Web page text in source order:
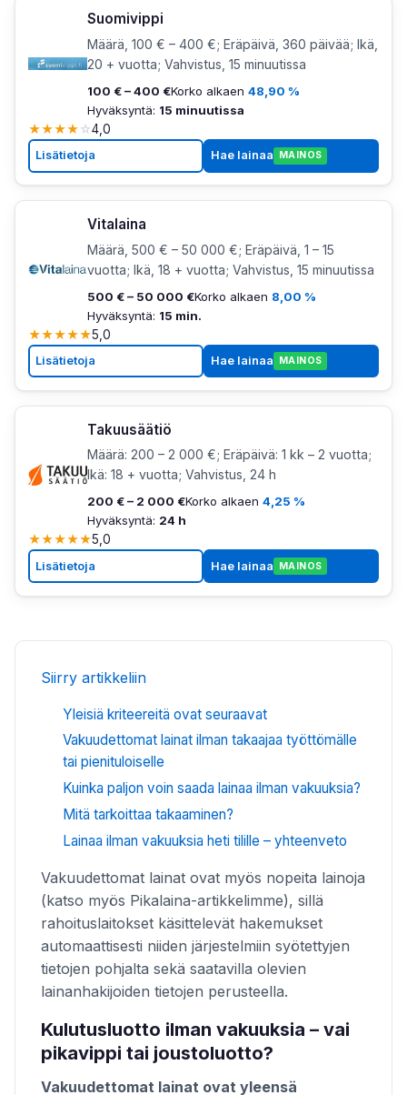
Suomivippi
Määrä, 100 € – 400 €; Eräpäivä, 360 päivää; Ikä,
20 + vuotta; Vahvistus, 15 minuutissa
100 € – 400 €Korko alkaen 48,90 %
Hyväksyntä: 15 minuutissa
★★★★☆4,0
Lisätietoja Hae lainaa MAINOS
Vitalaina
Määrä, 500 € – 50 000 €; Eräpäivä, 1 – 15
vuotta; Ikä, 18 + vuotta; Vahvistus, 15 minuutissa
500 € – 50 000 €Korko alkaen 8,00 %
Hyväksyntä: 15 min.
★★★★★5,0
Lisätietoja Hae lainaa MAINOS
Takuusäätiö
Määrä: 200 – 2 000 €; Eräpäivä: 1 kk – 2 vuotta;
Ikä: 18 + vuotta; Vahvistus, 24 h
200 € – 2 000 €Korko alkaen 4,25 %
Hyväksyntä: 24 h
★★★★★5,0
Lisätietoja Hae lainaa MAINOS
Siirry artikkeliin
Yleisiä kriteereitä ovat seuraavat
Vakuudettomat lainat ilman takaajaa työttömälle
tai pienituloiselle
Kuinka paljon voin saada lainaa ilman vakuuksia?
Mitä tarkoittaa takaaminen?
Lainaa ilman vakuuksia heti tilille – yhteenveto
Vakuudettomat lainat ovat myös nopeita lainoja
(katso myös Pikalaina-artikkelimme), sillä
rahoituslaitokset käsittelevät hakemukset
automaattisesti niiden järjestelmiin syötettyjen
tietojen pohjalta sekä saatavilla olevien
lainanhakijoiden tietojen perusteella.
Kulutusluotto ilman vakuuksia – vai
pikavippi tai joustoluotto?
Vakuudettomat lainat ovat yleensä